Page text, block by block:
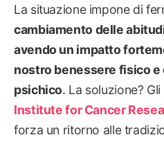
La situazione impone di
cambiamento delle
avendo un impatto
nostro benessere fisico
psichico. La soluzione? Gli
Institute for Cancer
forza un ritorno alle